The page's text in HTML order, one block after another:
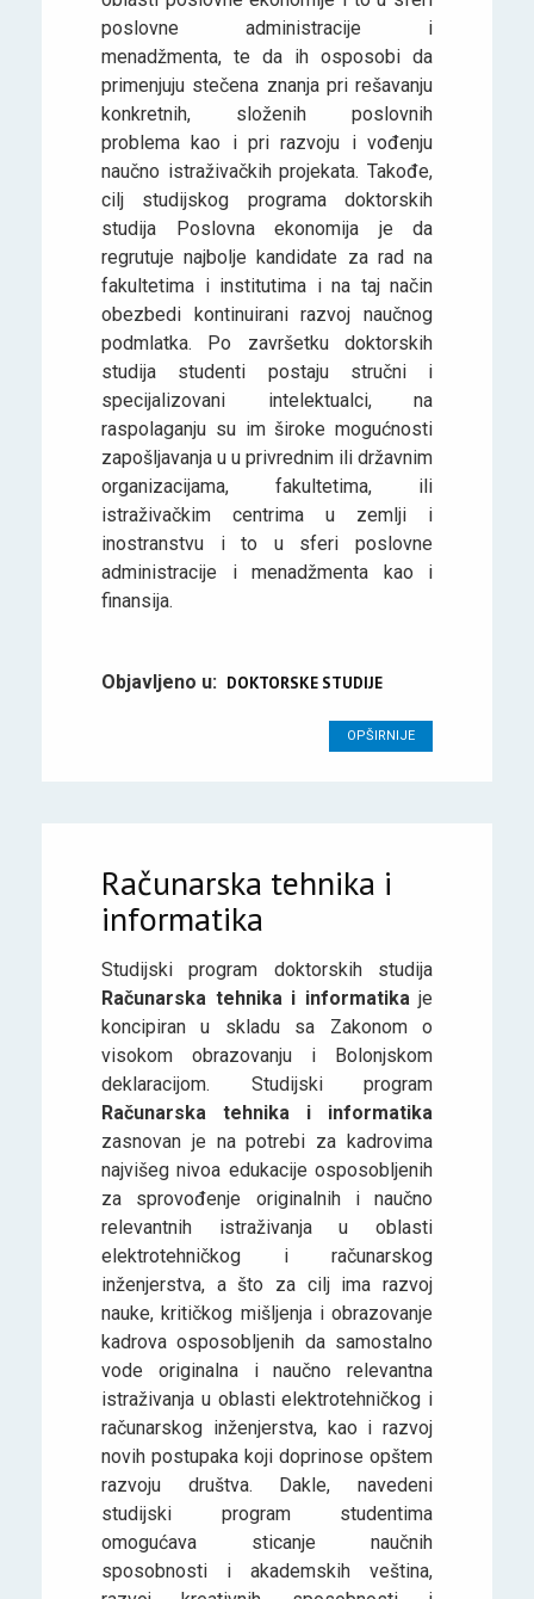
poslovne administracije i
menadžmenta, te da ih osposobi da
primenjuju stečena znanja pri rešavanju
konkretnih, složenih poslovnih
problema kao i pri razvoju i vođenju
naučno istraživačkih projekata. Takođe,
cilj studijskog programa doktorskih
studija Poslovna ekonomija je da
regrutuje najbolje kandidate za rad na
fakultetima i institutima i na taj način
obezbedi kontinuirani razvoj naučnog
podmlatka. Po završetku doktorskih
studija studenti postaju stručni i
specijalizovani intelektualci, na
raspolaganju su im široke mogućnosti
zapošljavanja u u privrednim ili državnim
organizacijama, fakultetima, ili
istraživačkim centrima u zemlji i
inostranstvu i to u sferi poslovne
administracije i menadžmenta kao i
finansija.
Objavljeno u: DOKTORSKE STUDIJE
OPŠIRNIJE
Računarska tehnika i
informatika
Studijski program doktorskih studija
Računarska tehnika i informatikaje
koncipiran u skladu sa Zakonom o
visokom obrazovanju i Bolonjskom
deklaracijom. Studijski program
Računarska tehnika i informatika
zasnovan je na potrebi za kadrovima
najvišeg nivoa edukacije osposobljenih
za sprovođenje originalnih i naučno
relevantnih istraživanja u oblasti
elektrotehničkog i računarskog
inženjerstva, a što za cilj ima razvoj
nauke, kritičkog mišljenja i obrazovanje
kadrova osposobljenih da samostalno
vode originalna i naučno relevantna
istraživanja u oblasti elektrotehničkog i
računarskog inženjerstva, kao i razvoj
novih postupaka koji doprinose opštem
razvoju društva. Dakle, navedeni
studijski program studentima
omogućava sticanje naučnih
sposobnosti i akademskih veština,